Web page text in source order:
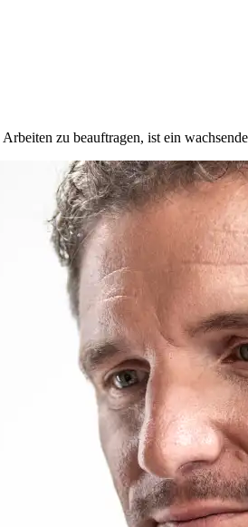
zu beauftragen, ist ein